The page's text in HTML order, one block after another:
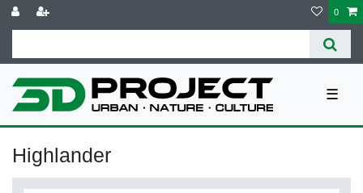
0
☰
Highlander